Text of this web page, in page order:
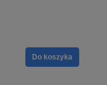
Do koszyka